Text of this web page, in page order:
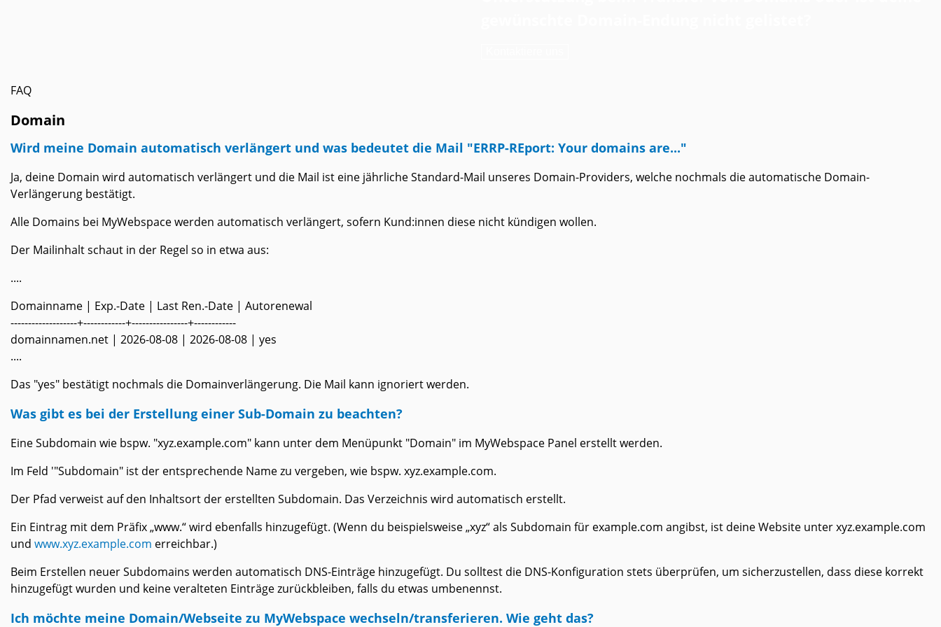
FAQ
Domain
Wird meine Domain automatisch verlängert und was bedeutet die Mail "ERRP-REport: Your domains are..."
Ja, deine Domain wird automatisch verlängert und die Mail ist eine jährliche Standard-Mail unseres Domain-Providers, welche nochmals die automatische Domain-
Verlängerung bestätigt.
Alle Domains bei MyWebspace werden automatisch verlängert, sofern Kund:innen diese nicht kündigen wollen.
Der Mailinhalt schaut in der Regel so in etwa aus:
....
Domainname | Exp.-Date | Last Ren.-Date | Autorenewal
-------------------+------------+----------------+------------
domainnamen.net | 2026-08-08 | 2026-08-08 | yes
....
Das "yes" bestätigt nochmals die Domainverlängerung. Die Mail kann ignoriert werden.
Was gibt es bei der Erstellung einer Sub-Domain zu beachten?
Eine Subdomain wie bspw. "xyz.example.com" kann unter dem Menüpunkt "Domain" im MyWebspace Panel erstellt werden.
Im Feld '"Subdomain" ist der entsprechende Name zu vergeben, wie bspw. xyz.example.com.
Der Pfad verweist auf den Inhaltsort der erstellten Subdomain. Das Verzeichnis wird automatisch erstellt.
Ein Eintrag mit dem Präfix „www.“ wird ebenfalls hinzugefügt. (Wenn du beispielsweise „xyz“ als Subdomain für example.com angibst, ist deine Website unter xyz.example.com
und www.xyz.example.com erreichbar.)
Beim Erstellen neuer Subdomains werden automatisch DNS-Einträge hinzugefügt. Du solltest die DNS-Konfiguration stets überprüfen, um sicherzustellen, dass diese korrekt
hinzugefügt wurden und keine veralteten Einträge zurückbleiben, falls du etwas umbenennst.
Ich möchte meine Domain/Webseite zu MyWebspace wechseln/transferieren. Wie geht das?